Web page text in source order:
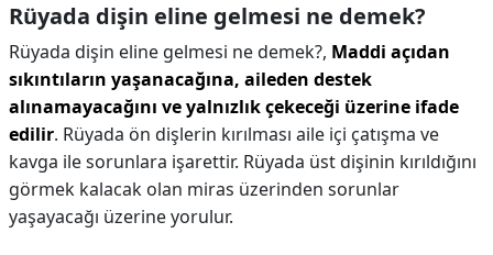
Rüyada dişin eline gelmesi ne demek?
Rüyada dişin eline gelmesi ne demek?, Maddi açıdan
sıkıntıların yaşanacağına, aileden destek
alınamayacağını ve yalnızlık çekeceği üzerine ifade
edilir. Rüyada ön dişlerin kırılması aile içi çatışma ve
kavga ile sorunlara işarettir. Rüyada üst dişinin kırıldığını
görmek kalacak olan miras üzerinden sorunlar
yaşayacağı üzerine yorulur.